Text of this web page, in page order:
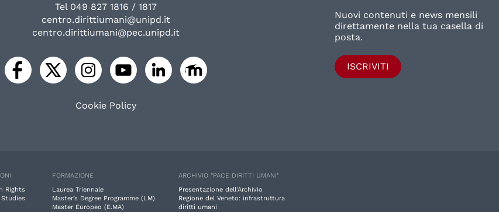
Nuovi contenuti e news mensili
direttamente nella tua casella di
posta.
ISCRIVITI
Tel 049 827 1816 / 1817
centro.dirittiumani@unipd.it
centro.dirittiumani@pec.unipd.it
Cookie Policy
Rights
Studies
FORMAZIONE
Laurea Triennale
Master’s Degree Programme (LM)
Master Europeo (E.MA)
ARCHIVIO "PACE DIRITTI UMANI"
Presentazione dell'Archivio
Regione del Veneto: infrastruttura
diritti umani